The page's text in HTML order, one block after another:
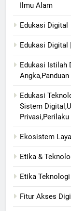
Ilmu Alam
Edukasi Digital
Edukasi Digital
Edukasi Istilah
Edukasi
Sistem
Ekosistem
Etika &
Etika
Fitur Akses